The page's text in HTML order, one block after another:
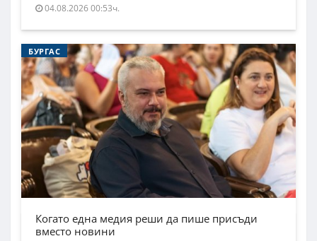
04.08.2026 00:53ч.
БУРГАС
Когато една медия реши да пише присъди
вместо новини